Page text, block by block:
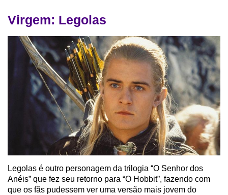
Virgem: Legolas
Legolas é outro personagem da trilogia “O Senhor dos
Anéis” que fez seu retorno para “O Hobbit”, fazendo com
que os fãs pudessem ver uma versão mais jovem do